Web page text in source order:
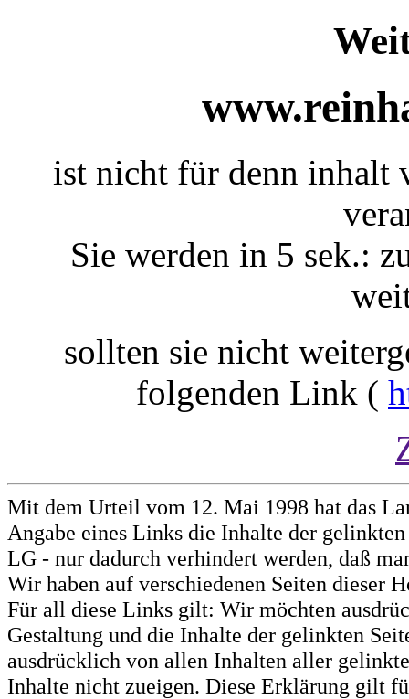
ist nicht für denn inhalt
Sie werden in 5 sek.:
sollten sie nicht
folgenden Link (
Mit dem Urteil vom 12. Mai 1998 hat das
Angabe eines Links die Inhalte der
LG - nur dadurch verhindert werden, daß
Wir haben auf verschiedenen Seiten dieser
Für all diese Links gilt: Wir möchten
Gestaltung und die Inhalte der gelinkten
ausdrücklich von allen Inhalten aller
Inhalte nicht zueigen. Diese Erklärung gilt